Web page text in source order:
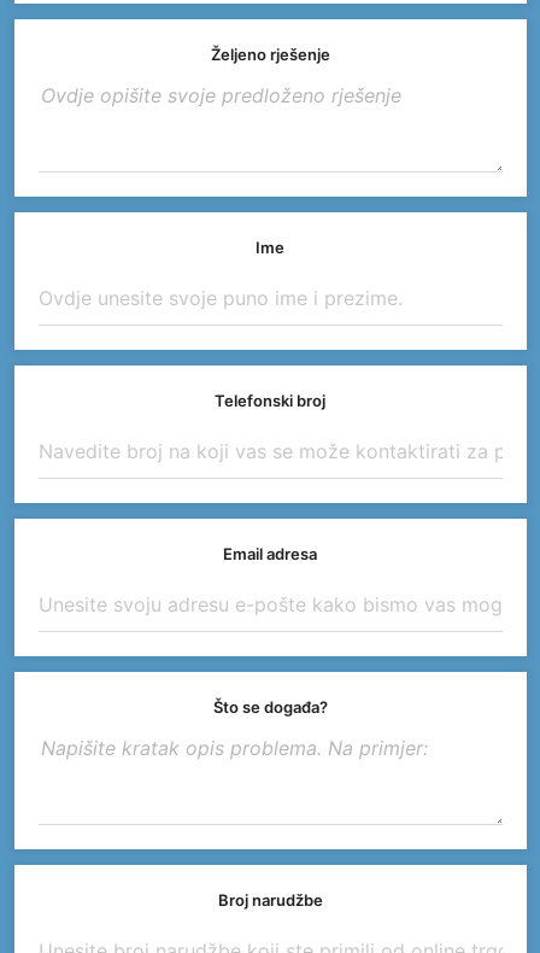
Željeno rješenje
Ime
Telefonski broj
Email adresa
Što se događa?
Broj narudžbe